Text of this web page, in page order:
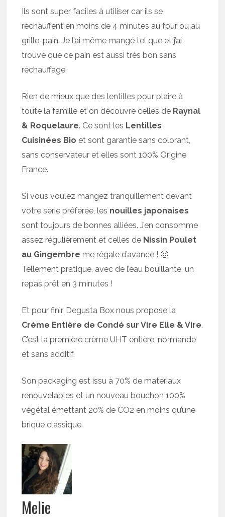
Ils sont super faciles à utiliser car ils se
réchauffent en moins de 4 minutes au four ou au
grille-pain. Je l’ai même mangé tel que et j’ai
trouvé que ce pain est aussi très bon sans
réchauffage.
Rien de mieux que des lentilles pour plaire à
toute la famille et on découvre celles de Raynal
& Roquelaure. Ce sont les Lentilles
Cuisinées Bio et sont garantie sans colorant,
sans conservateur et elles sont 100% Origine
France.
Si vous voulez mangez tranquillement devant
votre série préférée, les nouilles japonaises
sont toujours de bonnes alliées. J’en consomme
assez régulièrement et celles de Nissin Poulet
au Gingembre me régale d’avance ! 🙂
Tellement pratique, avec de l’eau bouillante, un
repas prêt en 3 minutes !
Et pour finir, Degusta Box nous propose la
Crème Entière de Condé sur Vire Elle & Vire.
C’est la première crème UHT entière, normande
et sans additif.
Son packaging est issu à 70% de matériaux
renouvelables et un nouveau bouchon 100%
végétal émettant 20% de CO2 en moins qu’une
brique classique.
Melie